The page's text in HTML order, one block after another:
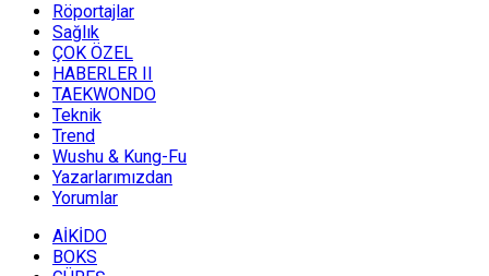
Röportajlar
Sağlık
ÇOK ÖZEL
HABERLER II
TAEKWONDO
Teknik
Trend
Wushu & Kung-Fu
Yazarlarımızdan
Yorumlar
AİKİDO
BOKS